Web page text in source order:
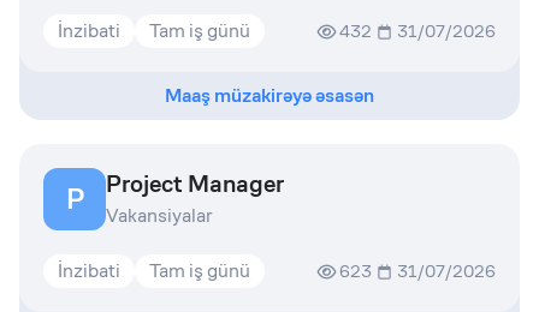
İnzibati Tam iş günü 432 31/07/2026
Maaş müzakirəyə əsasən
P Project Manager
Vakansiyalar
İnzibati Tam iş günü 623 31/07/2026